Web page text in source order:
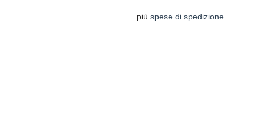
piùspese di spedizione